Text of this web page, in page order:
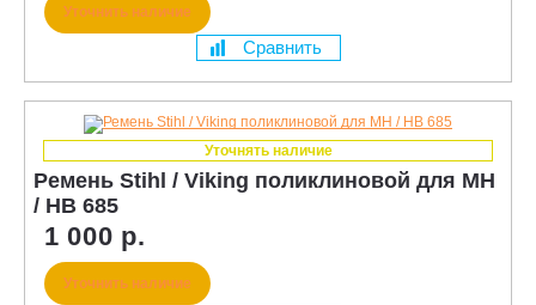
Уточнить наличие
Сравнить
Уточнять наличие
Ремень Stihl / Viking поликлиновой для MH
/ HB 685
1 000 р.
Уточнить наличие